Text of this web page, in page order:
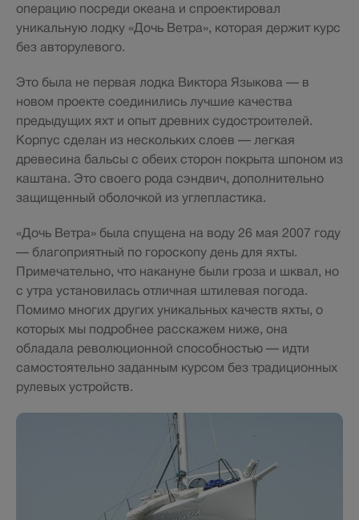
операцию посреди океана и спроектировал
уникальную лодку «Дочь Ветра», которая держит курс
без авторулевого.
Это была не первая лодка Виктора Языкова — в
новом проекте соединились лучшие качества
предыдущих яхт и опыт древних судостроителей.
Корпус сделан из нескольких слоев — легкая
древесина бальсы с обеих сторон покрыта шпоном из
каштана. Это своего рода сэндвич, дополнительно
защищенный оболочкой из углепластика.
«Дочь Ветра» была спущена на воду 26 мая 2007 году
— благоприятный по гороскопу день для яхты.
Примечательно, что накануне были гроза и шквал, но
с утра установилась отличная штилевая погода.
Помимо многих других уникальных качеств яхты, о
которых мы подробнее расскажем ниже, она
обладала революционной способностью — идти
самостоятельно заданным курсом без традиционных
рулевых устройств.